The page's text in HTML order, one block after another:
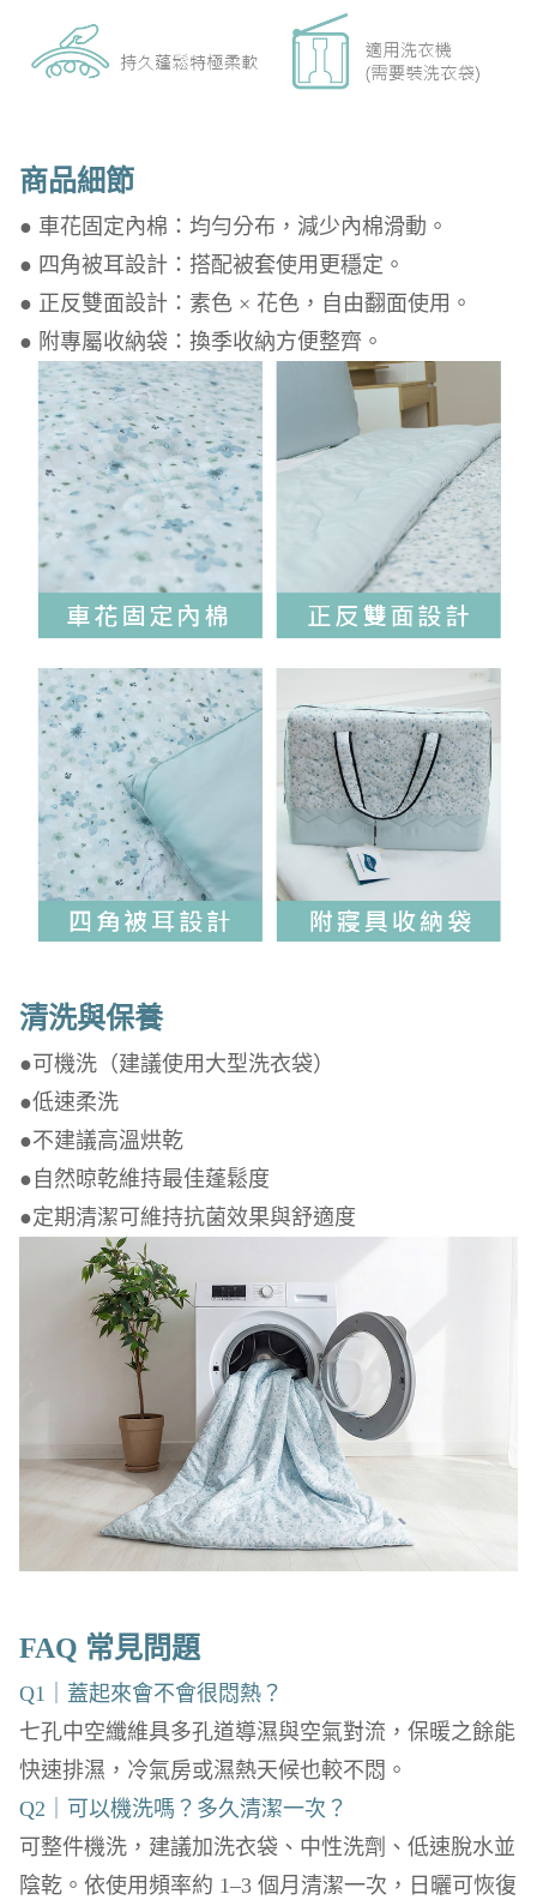
商品細節
● 車花固定內棉：均勻分布，減少內棉滑動。
● 四角被耳設計：搭配被套使用更穩定。
● 正反雙面設計：素色 × 花色，自由翻面使用。
● 附專屬收納袋：換季收納方便整齊。
清洗與保養
●可機洗（建議使用大型洗衣袋）
●低速柔洗
●不建議高溫烘乾
●自然晾乾維持最佳蓬鬆度
●定期清潔可維持抗菌效果與舒適度
FAQ 常見問題
Q1｜蓋起來會不會很悶熱？
七孔中空纖維具多孔道導濕與空氣對流，保暖之餘能
快速排濕，冷氣房或濕熱天候也較不悶。
Q2｜可以機洗嗎？多久清潔一次？
可整件機洗，建議加洗衣袋、中性洗劑、低速脫水並
陰乾。依使用頻率約 1–3 個月清潔一次，日曬可恢復